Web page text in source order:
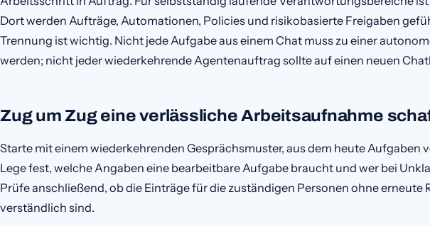
Dort werden Aufträge, Automationen, Policies und risikobasierte Freigaben
Trennung ist wichtig. Nicht jede Aufgabe aus einem Chat muss zu einer
werden; nicht jeder wiederkehrende Agentenauftrag sollte auf einen neuen
Zug um Zug eine verlässliche Arbeitsaufnahme
Starte mit einem wiederkehrenden Gesprächsmuster, aus dem heute Aufgaben
Lege fest, welche Angaben eine bearbeitbare Aufgabe braucht und wer bei
Prüfe anschließend, ob die Einträge für die zuständigen Personen ohne erneute
verständlich sind.